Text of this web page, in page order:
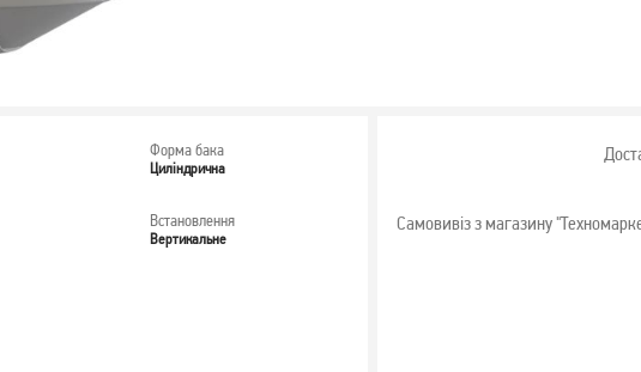
Форма бака
Циліндрична
Встановлення
Вертикальне
Самовивіз з магазину